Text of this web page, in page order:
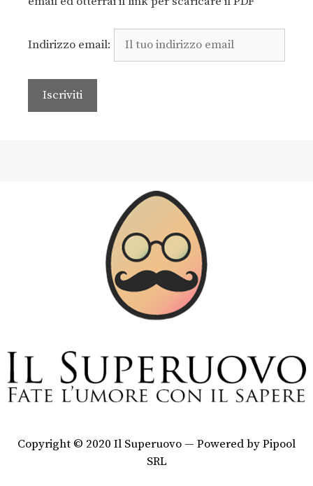
Indirizzo email:
Copyright © 2020 Il Superuovo — Powered by Pipool
SRL